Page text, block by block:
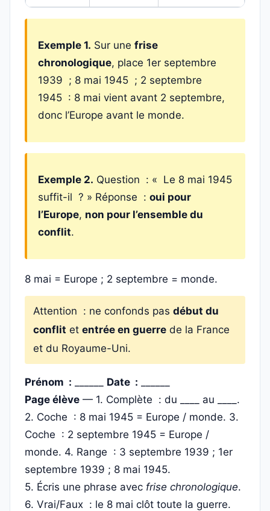
Exemple 1. Sur une frise
chronologique, place 1er septembre
1939 ; 8 mai 1945 ; 2 septembre
1945 : 8 mai vient avant 2 septembre,
donc l’Europe avant le monde.
Exemple 2. Question : « Le 8 mai 1945
suffit-il ? » Réponse : oui pour
l’Europe, non pour l’ensemble du
conflit.
8 mai = Europe ; 2 septembre = monde.
Attention : ne confonds pas début du
conflit et entrée en guerre de la France
et du Royaume-Uni.
Prénom : Date :
Page élève — 1. Complète : du ____ au ____.
2. Coche : 8 mai 1945 = Europe / monde. 3.
Coche : 2 septembre 1945 = Europe /
monde. 4. Range : 3 septembre 1939 ; 1er
septembre 1939 ; 8 mai 1945.
5. Écris une phrase avec frise chronologique.
6. Vrai/Faux : le 8 mai clôt toute la guerre.